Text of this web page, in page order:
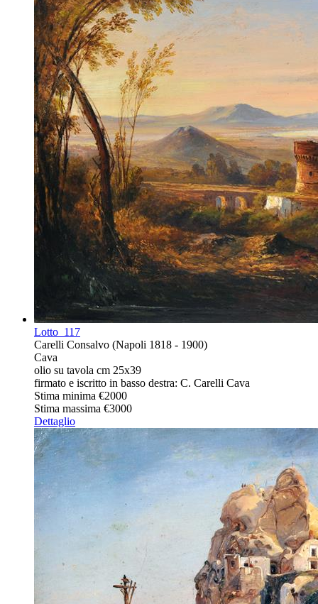
Lotto 117
Carelli Consalvo (Napoli 1818 - 1900)
Cava
olio su tavola cm 25x39
firmato e iscritto in basso destra: C. Carelli Cava
Stima minima €2000
Stima massima €3000
Dettaglio